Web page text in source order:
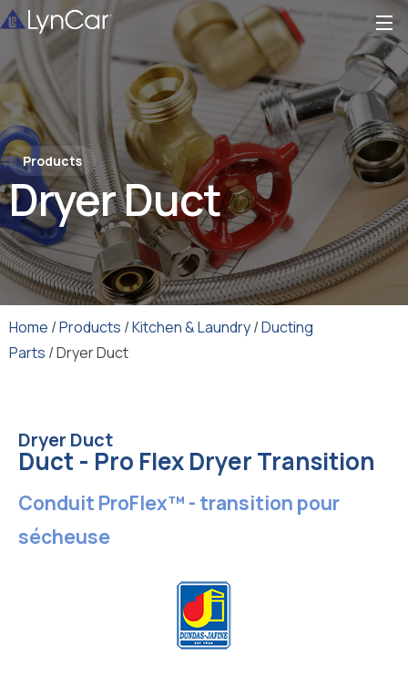
Products
Dryer Duct
Home /Products /Kitchen & Laundry/Ducting
Parts / Dryer Duct
Dryer Duct
Duct - Pro Flex Dryer Transition
Conduit ProFlex™ - transition pour
sécheuse